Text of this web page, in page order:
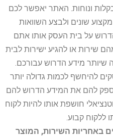
ונוחות. האתר יאפשר לכם
שונים ולבצע השוואות
על בית העסק אותו אתם
שירות או להגיע ישירות לבית
שיותר מידע הדרוש עבורכם.
להיחשף לכמות גדולה יותר
להם את המידע הדרוש להם
חושפת אותו להיות לקוח
ללקוח קבוע.
באחריות השירות, המוצר